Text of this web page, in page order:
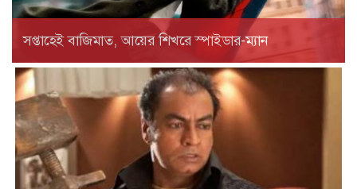
সপ্তাহেই বাজিমাত, আয়ের শিখরে স্পাইডার-ম্যান